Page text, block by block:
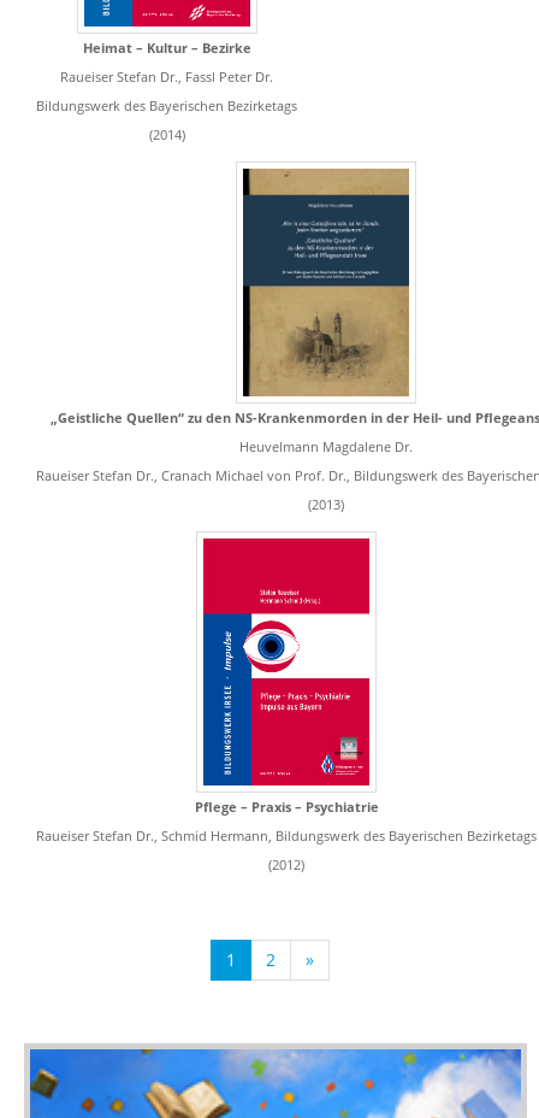
Heimat – Kultur – Bezirke
Raueiser Stefan Dr., Fassl Peter Dr.
Bildungswerk des Bayerischen Bezirketags
(2014)
„Geistliche Quellen“ zu den NS-Krankenmorden in der Heil- und
Heuvelmann Magdalene Dr.
Raueiser Stefan Dr., Cranach Michael von Prof. Dr., Bildungswerk des
(2013)
Pflege – Praxis – Psychiatrie
Raueiser Stefan Dr., Schmid Hermann, Bildungswerk des Bayerischen Bezirketags
(2012)
1 2 »